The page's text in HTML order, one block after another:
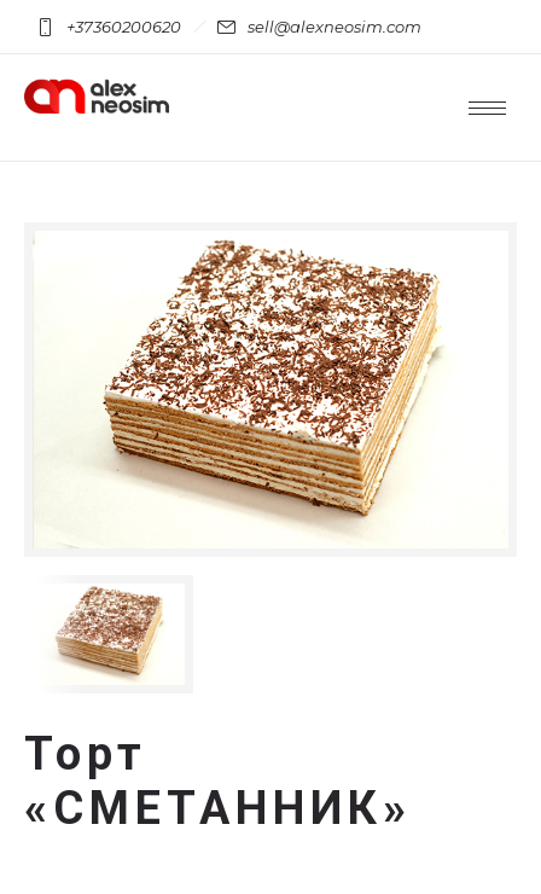
+37360200620 sell@alexneosim.com
Торт
«СМЕТАННИК»